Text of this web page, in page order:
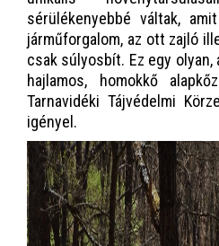
sérülékenyebbé váltak,
járműforgalom, az ott zajló
csak súlyosbít. Ez egy
hajlamos, homokkő
Tarnavidéki Tájvédelmi
igényel.